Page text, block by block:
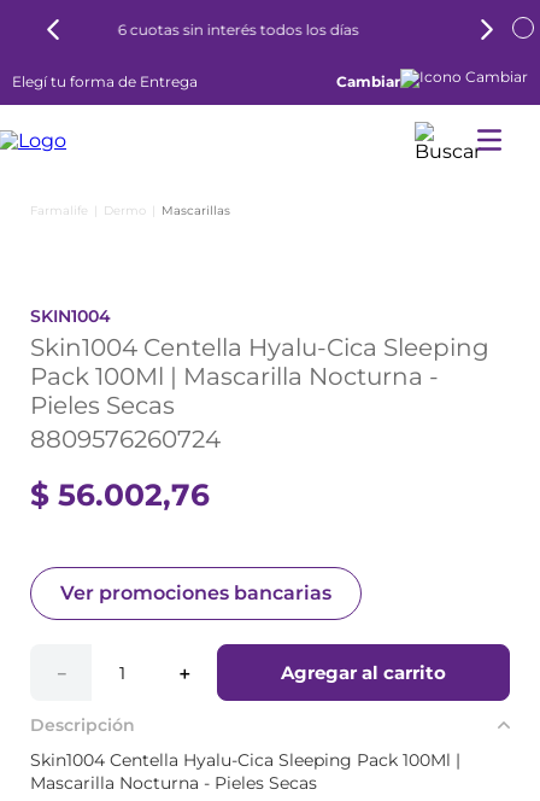
8 cuotas con Tarjeta Naranja
Elegí tu forma de Entrega Cambiar
Dermo Mascarillas
SKIN1004
Skin1004 Centella Hyalu-Cica Sleeping
Pack 100Ml | Mascarilla Nocturna -
Pieles Secas
8809576260724
$ 56.002,76
Ver promociones bancarias
＋
－ Agregar al carrito
Descripción
Skin1004 Centella Hyalu-Cica Sleeping Pack 100Ml |
Mascarilla Nocturna - Pieles Secas